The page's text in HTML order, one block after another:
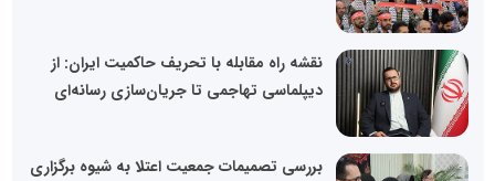
نقشه راه مقابله با تحریف حاکمیت ایران: از
دیپلماسی تهاجمی تا جریان‌سازی رسانه‌ای
بررسی تصمیمات جمعیت اعتلا به شیوه برگزاری